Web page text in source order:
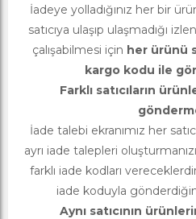
İadeye yolladığınız her bir
satıcıya ulaşıp ulaşmadığı
çalışabilmesi için her ürünü
kargo kodu ile
Farklı satıcıların
İade talebi ekranımız her
ayrı iade talepleri
farklı iade kodları
iade koduyla
Aynı satıcının